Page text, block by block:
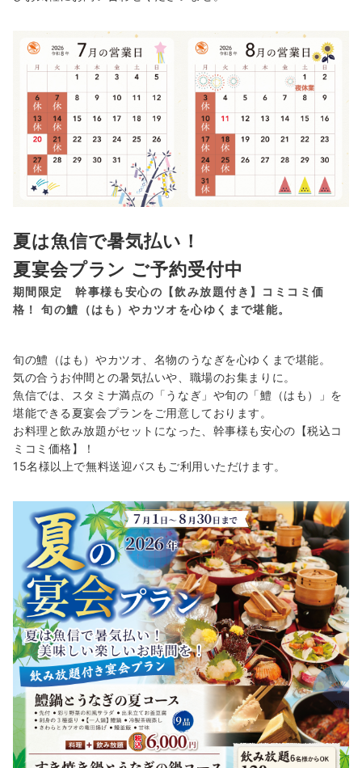
夏は魚信で暑気払い！
夏宴会プラン ご予約受付中
期間限定 幹事様も安心の【飲み放題付き】コミコミ価
格！ 旬の鱧（はも）やカツオを心ゆくまで堪能。
旬の鱧（はも）やカツオ、名物のうなぎを心ゆくまで堪能。
気の合うお仲間との暑気払いや、職場のお集まりに。
魚信では、スタミナ満点の「うなぎ」や旬の「鱧（はも）」を
堪能できる夏宴会プランをご用意しております。
お料理と飲み放題がセットになった、幹事様も安心の【税込コ
ミコミ価格】！
15名様以上で無料送迎バスもご利用いただけます。